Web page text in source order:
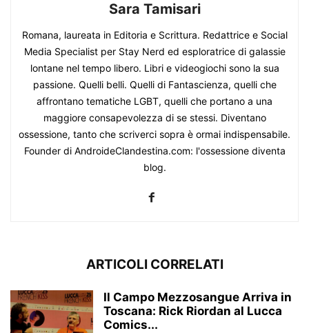
Sara Tamisari
Romana, laureata in Editoria e Scrittura. Redattrice e Social
Media Specialist per Stay Nerd ed esploratrice di galassie
lontane nel tempo libero. Libri e videogiochi sono la sua
passione. Quelli belli. Quelli di Fantascienza, quelli che
affrontano tematiche LGBT, quelli che portano a una
maggiore consapevolezza di se stessi. Diventano
ossessione, tanto che scriverci sopra è ormai indispensabile.
Founder di AndroideClandestina.com: l'ossessione diventa
blog.
ARTICOLI CORRELATI
Il Campo Mezzosangue Arriva in
Toscana: Rick Riordan al Lucca
Comics...